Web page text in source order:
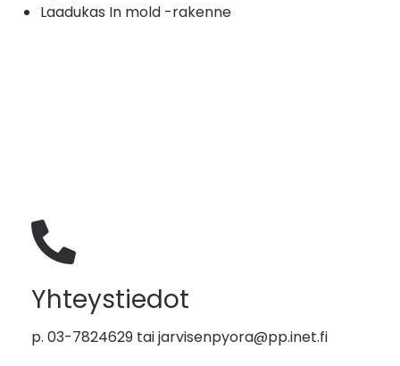
Laadukas In mold -rakenne
Yhteystiedot
p. 03-7824629 taijarvisenpyora@pp.inet.fi